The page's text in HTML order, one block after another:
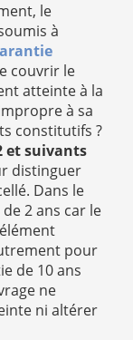
le
à
couvrir le
atteinte à la
à sa
constitutifs ?
et suivants
distinguer
Dans le
2 ans car le
pour
de 10 ans
ne
ni altérer